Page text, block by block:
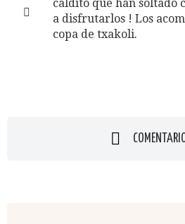
caldito que han soltado
a disfrutarlos ! Los
copa de txakoli.